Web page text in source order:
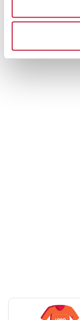
Potrebbe